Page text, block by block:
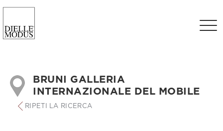
BRUNI GALLERIA
INTERNAZIONALE DEL MOBILE
RIPETI LA RICERCA